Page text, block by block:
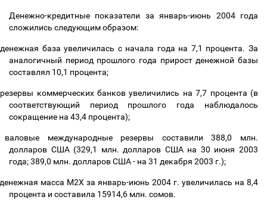
Денежно-кредитные показатели за январь-июнь 2004 года
сложились следующим образом:
денежная база увеличилась с начала года на 7,1 процента. За
аналогичный период прошлого года прирост денежной базы
составлял 10,1 процента;
резервы коммерческих банков увеличились на 7,7 процента (в
соответствующий период прошлого года наблюдалось
сокращение на 43,4 процента);
валовые международные резервы составили 388,0 млн.
долларов США (329,1 млн. долларов США на 30 июня 2003
года; 389,0 млн. долларов США - на 31 декабря 2003 г.);
денежная масса М2Х за январь-июнь 2004 г. увеличилась на 8,4
процента и составила 15914,6 млн. сомов.